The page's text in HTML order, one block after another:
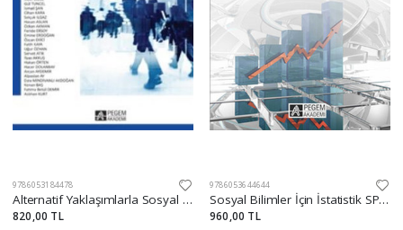
9786053184478
Alternatif Yaklaşımlarla Sosyal Bilgiler Eğitimi
820,00 TL
9786053644644
Sosyal Bilimler İçin İstatistik SPSS Uygulamalı / Prof. Dr. Yaşar Baykul
960,00 TL